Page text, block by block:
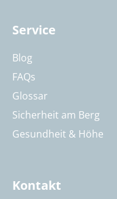
Service
Blog
FAQs
Glossar
Sicherheit am Berg
Gesundheit & Höhe
Kontakt